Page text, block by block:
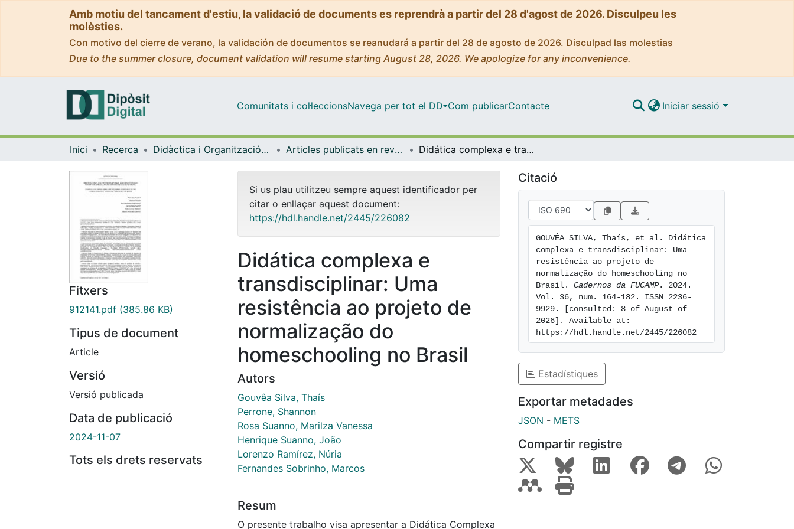
Amb motiu del tancament d'estiu, la validació de documents es reprendrà a partir del 28 d'agost de 2026. Disculpeu les
molèsties.
Con motivo del cierre de verano, la validación de documentos se reanudará a partir del 28 de agosto de 2026. Disculpad las molestias
Due to the summer closure, document validation will resume starting August 28, 2026. We apologize for any inconvenience.
Comunitats i col·leccionsNavega per tot el DD Com publicarContacte Iniciar sessió
Inici Recerca Didàctica i Organització Educativa Articles publicats en revistes (Didàctica i Organització Educativa) Didática complexa e transdisciplinar: Uma resistência ao projeto de normalização do homeschooling no Brasil
Fitxers
912141.pdf (385.86 KB)
Tipus de document
Article
Versió
Versió publicada
Data de publicació
2024-11-07
Tots els drets reservats
Si us plau utilitzeu sempre aquest identificador per
citar o enllaçar aquest document:
https://hdl.handle.net/2445/226082
Didática complexa e
transdisciplinar: Uma
resistência ao projeto de
normalização do
homeschooling no Brasil
Autors
Gouvêa Silva, Thaís
Perrone, Shannon
Rosa Suanno, Marilza Vanessa
Henrique Suanno, João
Lorenzo Ramírez, Núria
Fernandes Sobrinho, Marcos
Resum
O presente trabalho visa apresentar a Didática Complexa
Citació
GOUVÊA SILVA, Thaís, et al. Didática
complexa e transdisciplinar: Uma
resistência ao projeto de
normalização do homeschooling no
Brasil. Cadernos da FUCAMP. 2024.
Vol. 36, num. 164-182. ISSN 2236-
9929. [consulted: 8 of August of
2026]. Available at:
https://hdl.handle.net/2445/226082
Estadístiques
Exportar metadades
JSON - METS
Compartir registre